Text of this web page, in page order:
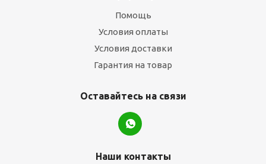
Помощь
Условия оплаты
Условия доставки
Гарантия на товар
Оставайтесь на связи
Наши контакты